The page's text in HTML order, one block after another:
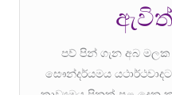
පව් පින් ගැන අබ
සෞන්දර්යමය